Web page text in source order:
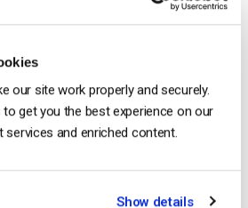
our site work properly and securely.
get you the best experience on our
services and enriched content.
Show details
finali sperimentano dipendono
in tutto il mondo potrebbe essere
di flussi video su lunghe distanze.